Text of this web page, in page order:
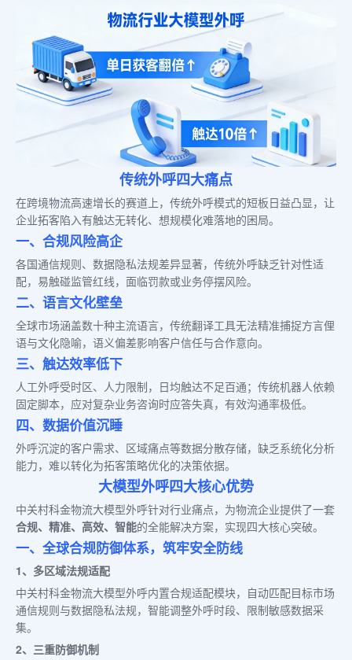
传统外呼四大痛点
在跨境物流高速增长的赛道上，传统外呼模式的短板日益凸显，让
企业拓客陷入有触达无转化、想规模化难落地的困局。
一、合规风险高企
各国通信规则、数据隐私法规差异显著，传统外呼缺乏针对性适
配，易触碰监管红线，面临罚款或业务停摆风险。
二、语言文化壁垒
全球市场涵盖数十种主流语言，传统翻译工具无法精准捕捉方言俚
语与文化隐喻，语义偏差影响客户信任与合作意向。
三、触达效率低下
人工外呼受时区、人力限制，日均触达不足百通；传统机器人依赖
固定脚本，应对复杂业务咨询时应答失真，有效沟通率极低。
四、数据价值沉睡
外呼沉淀的客户需求、区域痛点等数据分散存储，缺乏系统化分析
能力，难以转化为拓客策略优化的决策依据。
大模型外呼四大核心优势
中关村科金物流大模型外呼针对行业痛点，为物流企业提供了一套
合规、精准、高效、智能的全能解决方案，实现四大核心突破。
一、全球合规防御体系，筑牢安全防线
1、多区域法规适配
中关村科金物流大模型外呼内置合规适配模块，自动匹配目标市场
通信规则与数据隐私法规，智能调整外呼时段、限制敏感数据采
集。
2、三重防御机制